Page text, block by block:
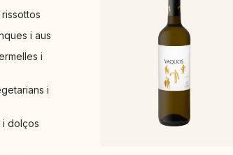
i aus
i
i
i dolços